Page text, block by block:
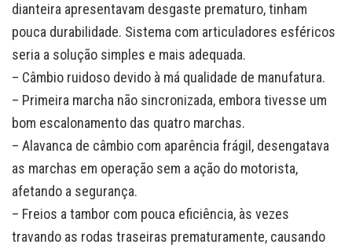
dianteira apresentavam desgaste prematuro, tinham
pouca durabilidade. Sistema com articuladores esféricos
seria a solução simples e mais adequada.
– Câmbio ruidoso devido à má qualidade de manufatura.
– Primeira marcha não sincronizada, embora tivesse um
bom escalonamento das quatro marchas.
– Alavanca de câmbio com aparência frágil, desengatava
as marchas em operação sem a ação do motorista,
afetando a segurança.
– Freios a tambor com pouca eficiência, às vezes
travando as rodas traseiras prematuramente, causando